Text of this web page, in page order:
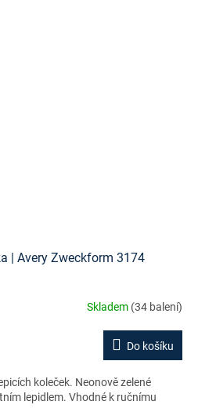
| Avery Zweckform 3174
Skladem (34 balení)
Do košíku
koleček. Neonově zelené
lepidlem. Vhodné k ručnímu